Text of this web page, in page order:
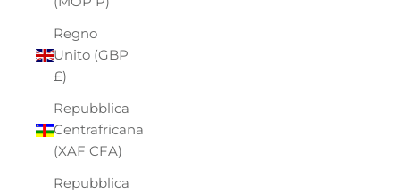
Regno
Unito (GBP
£)
Repubblica
Centrafricana
(XAF CFA)
Repubblica